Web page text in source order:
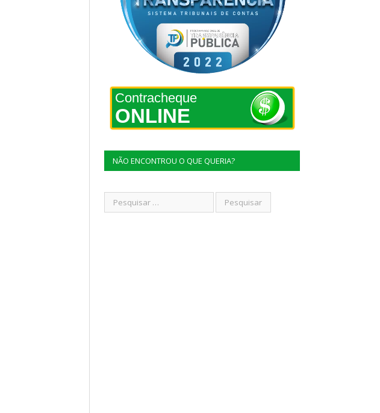
Contracheque
ONLINE
NÃO ENCONTROU O QUE QUERIA?